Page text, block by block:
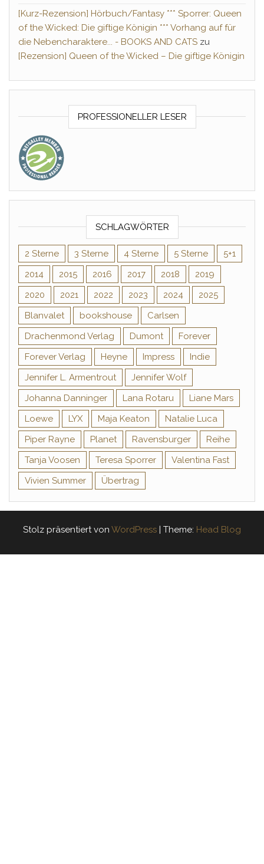
[Kurz-Rezension] Hörbuch/Fantasy *** Sporrer: Queen
of the Wicked: Die giftige Königin *** Vorhang auf für
die Nebencharaktere... - BOOKS AND CATS zu
[Rezension] Queen of the Wicked – Die giftige Königin
PROFESSIONELLER LESER
SCHLAGWÖRTER
2 Sterne 3 Sterne 4 Sterne 5 Sterne
5+1
2014
2015 2016 2017 2018
2019
2020
2021 2022 2023 2024
2025
Blanvalet
bookshouse
Carlsen
Drachenmond Verlag
Dumont
Forever
Forever Verlag
Heyne Impress
Indie
Jennifer L. Armentrout
Jennifer Wolf
Johanna Danninger
Lana Rotaru
Liane Mars
Loewe
LYX Maja Keaton
Natalie Luca
Piper Rayne
Planet Ravensburger
Reihe
Tanja Voosen
Teresa Sporrer
Valentina Fast
Vivien Summer
Übertrag
Stolz präsentiert von WordPress | Theme: Head Blog